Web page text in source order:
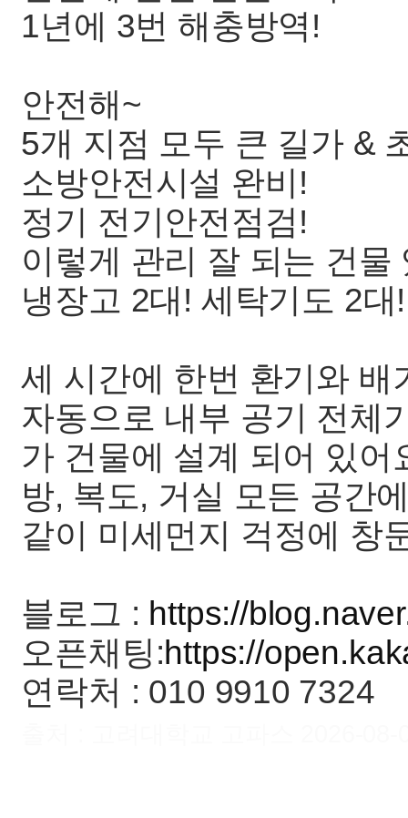
1년에 3번 해충방역!
안전해~
5개 지점 모두 큰 길가 &
소방안전시설 완비!
정기 전기안전점검!
이렇게 관리 잘 되는 건물
냉장고 2대! 세탁기도 2
세 시간에 한번 환기와 배
자동으로 내부 공기 전체
가 건물에 설계 되어 있어
방, 복도, 거실 모든 공간
같이 미세먼지 걱정에 창
블로그 : https://
오픈채팅:https://
연락처 : 010 9910 7324